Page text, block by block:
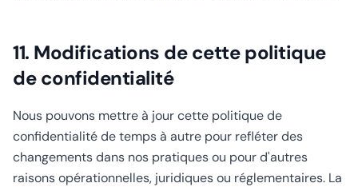
11. Modifications de cette politique
de confidentialité
Nous pouvons mettre à jour cette politique de
confidentialité de temps à autre pour refléter des
changements dans nos pratiques ou pour d'autres
raisons opérationnelles, juridiques ou réglementaires. La